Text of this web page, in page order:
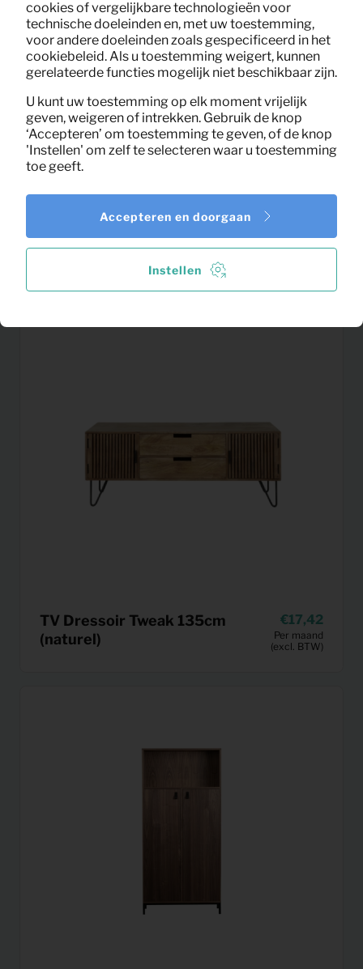
Fauteuil Scout fluweel (groen)
8,16
Per maand
TV Dressoir Tweak 135cm
(naturel)
17,42
Per maand
(excl. BTW)
cookies of vergelijkbare technologieën voor
technische doeleinden en, met uw toestemming,
voor andere doeleinden zoals gespecificeerd in het
cookiebeleid. Als u toestemming weigert, kunnen
gerelateerde functies mogelijk niet beschikbaar zijn.
U kunt uw toestemming op elk moment vrijelijk
geven, weigeren of intrekken. Gebruik de knop
‘Accepteren’ om toestemming te geven, of de knop
'Instellen' om zelf te selecteren waar u toestemming
toe geeft.
Instellen
Accepteren en doorgaan